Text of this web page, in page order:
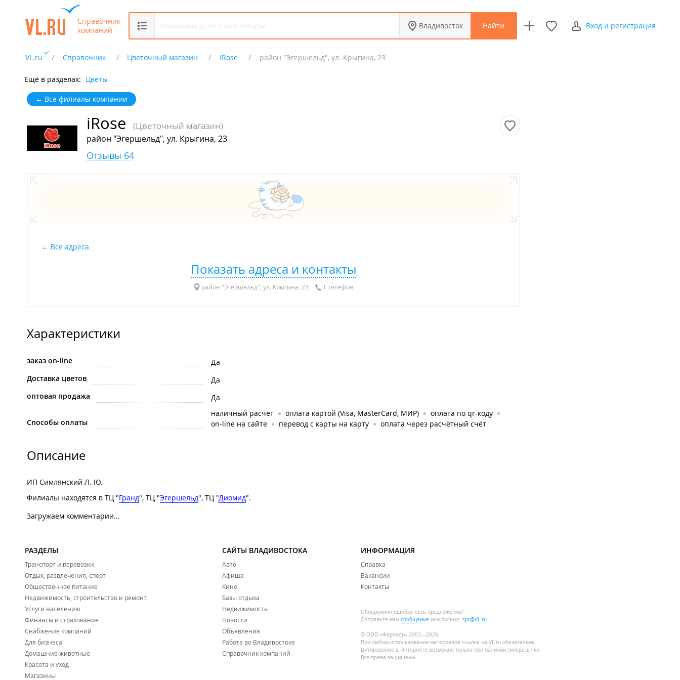
Справочник
компаний
Владивосток Найти Вход и регистрация
VL.ru Справочник Цветочный магазин iRose район "Эгершельд", ул. Крыгина, 23
Ещё в разделах: Цветы
← Все филиалы компании
iRose (Цветочный магазин)
район "Эгершельд", ул. Крыгина, 23
Отзывы 64
Все адреса
Показать адреса и контакты
район "Эгершельд", ул. Крыгина, 23 1 телефон
Характеристики
заказ on-line
Да
Доставка цветов
Да
оптовая продажа
Да
Способы оплаты
наличный расчёт оплата картой (Visa, MasterCard, МИР)
оплата по qr-коду
on-line на сайте
перевод с карты на карту оплата через расчётный счёт
Описание
ИП Симлянский Л. Ю.
Филиалы находятся в ТЦ "Гранд", ТЦ "Эгершельд", ТЦ "Диомид".
Загружаем комментарии...
РАЗДЕЛЫ
Транспорт и перевозки
Отдых, развлечения, спорт
Общественное питание
Недвижимость, строительство и ремонт
Услуги населению
Финансы и страхование
Снабжение компаний
Для бизнеса
Домашние животные
Красота и уход
Магазины
САЙТЫ ВЛАДИВОСТОКА
Авто
Афиша
Кино
Базы отдыха
Недвижимость
Новости
Объявления
Работа во Владивостоке
Справочник компаний
ИНФОРМАЦИЯ
Справка
Вакансии
Контакты
Обнаружили ошибку, есть предложения?
Отправьте нам сообщение или письмо: spr@VL.ru
© ООО «Фарпост», 2003—2026
При любом использовании материалов ссылка на VL.ru обязательна.
Цитирование в Интернете возможно только при наличии гиперссылки.
Все права защищены.